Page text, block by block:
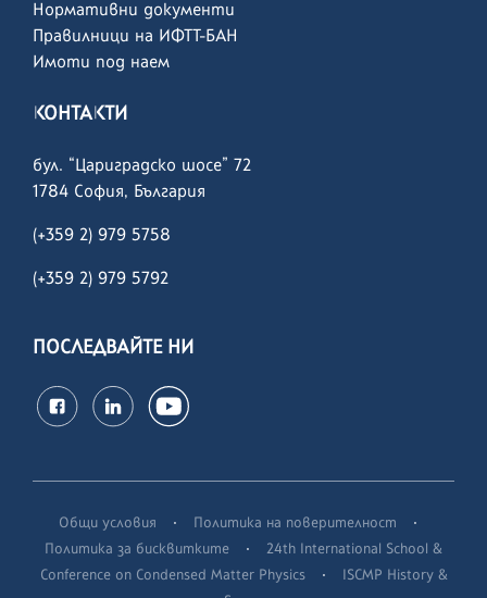
Нормативни документи
Правилници на ИФТТ-БАН
Имоти под наем
КОНТАКТИ
бул. “Цариградско шосе” 72
1784 София, България
(+359 2) 979 5758
(+359 2) 979 5792
ПОСЛЕДВАЙТЕ НИ
Общи условия · Политика на поверителност ·
Политика за бисквитките ·
24th International School &
Conference on Condensed Matter Physics·
ISCMP History &